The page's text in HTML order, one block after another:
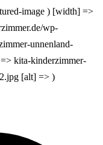
image ) [width] =>
wp-
unnenland-
kita-kinderzimmer-
[alt] => )